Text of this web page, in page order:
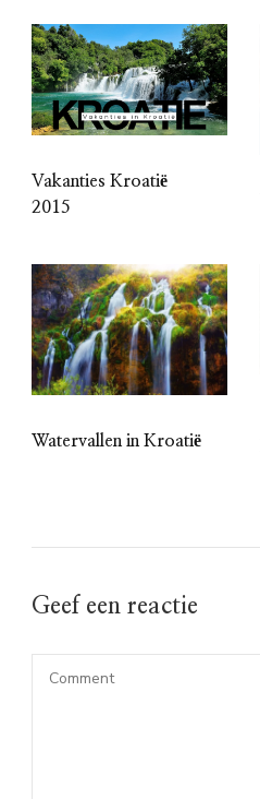
Vakanties Kroatië
2015
Watervallen in Kroatië
Geef een reactie